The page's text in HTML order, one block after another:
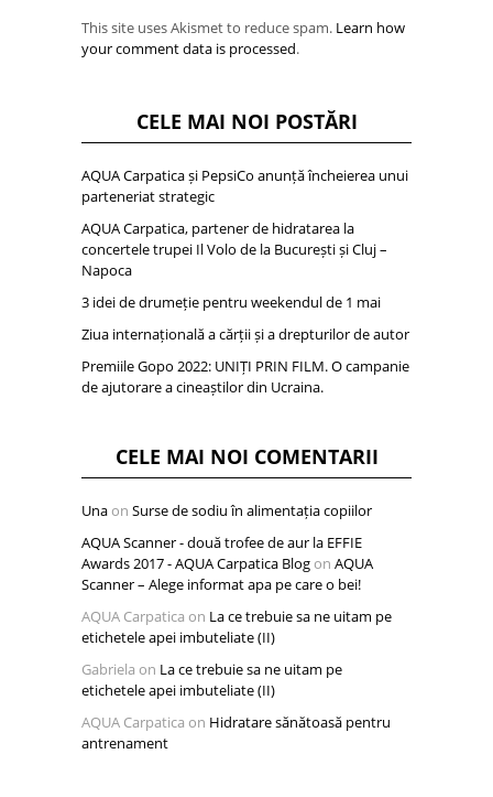
This site uses Akismet to reduce spam. Learn how
your comment data is processed.
CELE MAI NOI POSTĂRI
AQUA Carpatica și PepsiCo anunță încheierea unui
parteneriat strategic
AQUA Carpatica, partener de hidratarea la
concertele trupei Il Volo de la București și Cluj –
Napoca
3 idei de drumeție pentru weekendul de 1 mai
Ziua internațională a cărții și a drepturilor de autor
Premiile Gopo 2022: UNIȚI PRIN FILM. O campanie
de ajutorare a cineaștilor din Ucraina.
CELE MAI NOI COMENTARII
Unaon Surse de sodiu în alimentația copiilor
AQUA Scanner - două trofee de aur la EFFIE
Awards 2017 - AQUA Carpatica Blogon AQUA
Scanner – Alege informat apa pe care o bei!
AQUA Carpatica on La ce trebuie sa ne uitam pe
etichetele apei imbuteliate (II)
Gabriela on La ce trebuie sa ne uitam pe
etichetele apei imbuteliate (II)
AQUA Carpatica on Hidratare sănătoasă pentru
antrenament